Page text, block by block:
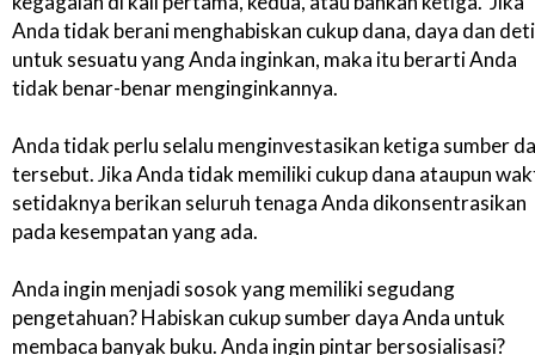
Anda tidak berani menghabiskan cukup dana, daya dan
untuk sesuatu yang Anda inginkan, maka itu berarti Anda
tidak benar-benar menginginkannya.
Anda tidak perlu selalu menginvestasikan ketiga sumber
tersebut. Jika Anda tidak memiliki cukup dana ataupun
setidaknya berikan seluruh tenaga Anda dikonsentrasikan
pada kesempatan yang ada.
Anda ingin menjadi sosok yang memiliki segudang
pengetahuan? Habiskan cukup sumber daya Anda untuk
membaca banyak buku. Anda ingin pintar bersosialisasi?